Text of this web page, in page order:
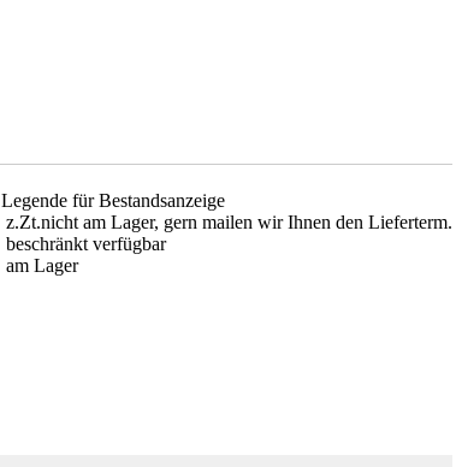
Legende für Bestandsanzeige
z.Zt.nicht am Lager, gern mailen wir Ihnen den Lieferterm.
beschränkt verfügbar
am Lager